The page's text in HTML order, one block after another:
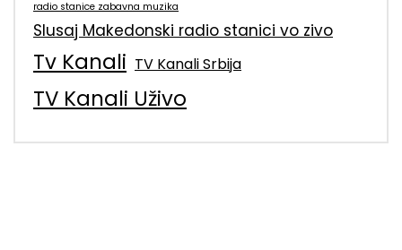
radio stanice zabavna muzika
Slusaj Makedonski radio stanici vo zivo
Tv Kanali TV Kanali Srbija
TV Kanali Uživo